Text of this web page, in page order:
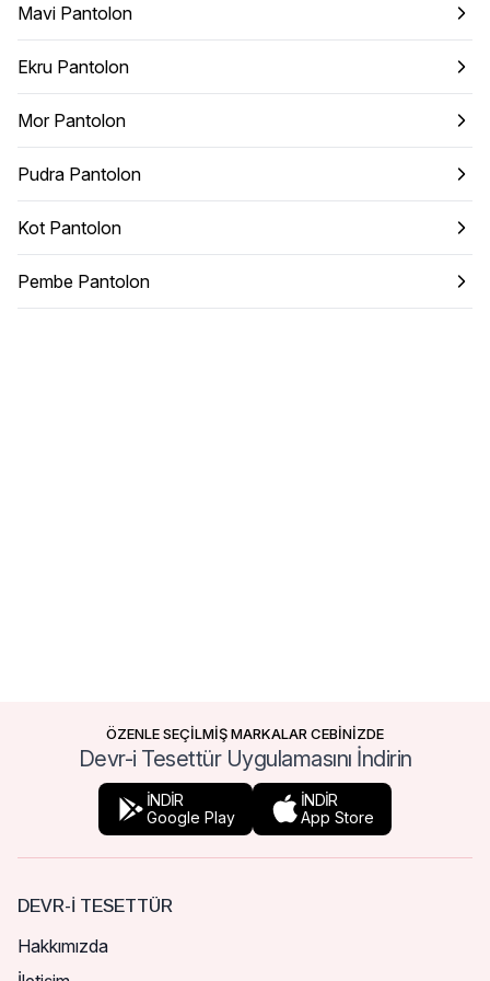
Mavi Pantolon
Ekru Pantolon
Mor Pantolon
Pudra Pantolon
Kot Pantolon
Pembe Pantolon
ÖZENLE SEÇİLMİŞ MARKALAR CEBİNİZDE
Devr-i Tesettür Uygulamasını İndirin
İNDİR
Google Play
İNDİR
App Store
DEVR-I TESETTÜR
Hakkımızda